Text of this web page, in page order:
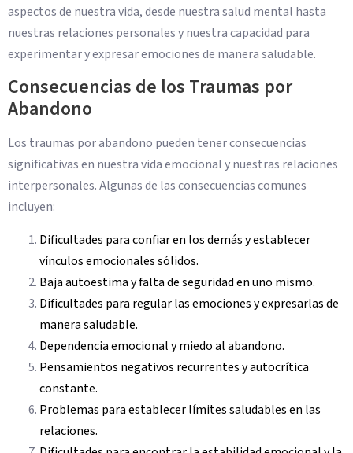
aspectos de nuestra vida, desde nuestra salud mental hasta
nuestras relaciones personales y nuestra capacidad para
experimentar y expresar emociones de manera saludable.
Consecuencias de los Traumas por
Abandono
Los traumas por abandono pueden tener consecuencias
significativas en nuestra vida emocional y nuestras relaciones
interpersonales. Algunas de las consecuencias comunes
incluyen:
Dificultades para confiar en los demás y establecer
vínculos emocionales sólidos.
Baja autoestima y falta de seguridad en uno mismo.
Dificultades para regular las emociones y expresarlas de
manera saludable.
Dependencia emocional y miedo al abandono.
Pensamientos negativos recurrentes y autocrítica
constante.
Problemas para establecer límites saludables en las
relaciones.